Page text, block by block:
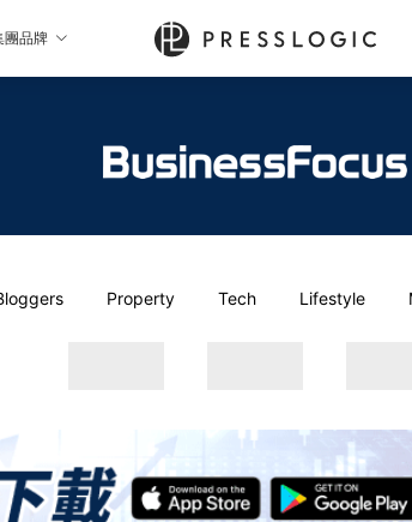
團品牌
Property Tech Lifestyle